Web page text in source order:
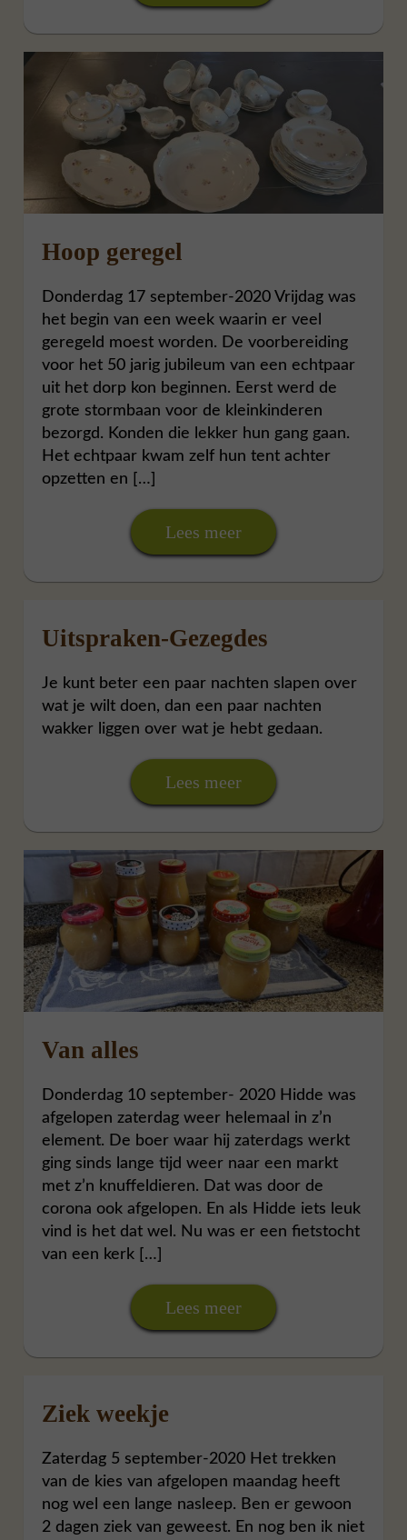
Hoop geregel
Donderdag 17 september-2020 Vrijdag was
het begin van een week waarin er veel
geregeld moest worden. De voorbereiding
voor het 50 jarig jubileum van een echtpaar
uit het dorp kon beginnen. Eerst werd de
grote stormbaan voor de kleinkinderen
bezorgd. Konden die lekker hun gang gaan.
Het echtpaar kwam zelf hun tent achter
opzetten en […]
Lees meer
Uitspraken-Gezegdes
Je kunt beter een paar nachten slapen over
wat je wilt doen, dan een paar nachten
wakker liggen over wat je hebt gedaan.
Lees meer
Van alles
Donderdag 10 september- 2020 Hidde was
afgelopen zaterdag weer helemaal in z’n
element. De boer waar hij zaterdags werkt
ging sinds lange tijd weer naar een markt
met z’n knuffeldieren. Dat was door de
corona ook afgelopen. En als Hidde iets leuk
vind is het dat wel. Nu was er een fietstocht
van een kerk […]
Lees meer
Ziek weekje
Zaterdag 5 september-2020 Het trekken
van de kies van afgelopen maandag heeft
nog wel een lange nasleep. Ben er gewoon
2 dagen ziek van geweest. En nog ben ik niet